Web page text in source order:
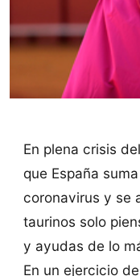
En plena crisis
que España
coronavirus y se
taurinos solo
y ayudas de lo
En un ejercicio